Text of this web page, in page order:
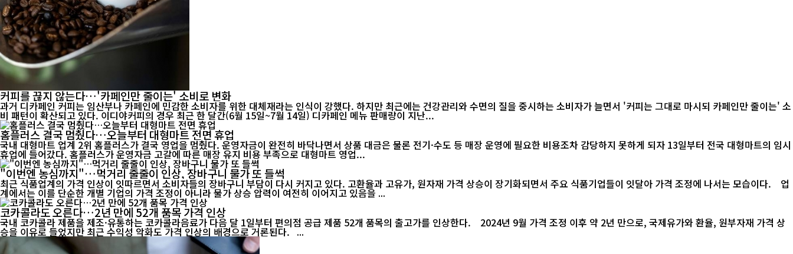
커피를 끊지 않는다…'카페인만 줄이는' 소비로 변화
과거 디카페인 커피는 임산부나 카페인에 민감한 소비자를 위한 대체재라는 인식이 강했다. 하지만 최근에는 건강관리와 수면의 질을 중시하는 소비자가 늘면서 '커피는 그대로 마시되 카페인만 줄이는' 소
비 패턴이 확산되고 있다. 이디야커피의 경우 최근 한 달간(6월 15일~7월 14일) 디카페인 메뉴 판매량이 지난...
홈플러스 결국 멈췄다…오늘부터 대형마트 전면 휴업
국내 대형마트 업계 2위 홈플러스가 결국 영업을 멈췄다. 운영자금이 완전히 바닥나면서 상품 대금은 물론 전기·수도 등 매장 운영에 필요한 비용조차 감당하지 못하게 되자 13일부터 전국 대형마트의 임시
휴업에 들어갔다. 홈플러스가 운영자금 고갈에 따른 매장 유지 비용 부족으로 대형마트 영업...
"이번엔 농심까지"…먹거리 줄줄이 인상, 장바구니 물가 또 들썩
최근 식품업계의 가격 인상이 잇따르면서 소비자들의 장바구니 부담이 다시 커지고 있다. 고환율과 고유가, 원자재 가격 상승이 장기화되면서 주요 식품기업들이 잇달아 가격 조정에 나서는 모습이다. 업
계에서는 이를 단순한 개별 기업의 가격 조정이 아니라 물가 상승 압력이 여전히 이어지고 있음을 ...
코카콜라도 오른다…2년 만에 52개 품목 가격 인상
국내 코카콜라 제품을 제조·유통하는 코카콜라음료가 다음 달 1일부터 편의점 공급 제품 52개 품목의 출고가를 인상한다. 2024년 9월 가격 조정 이후 약 2년 만으로, 국제유가와 환율, 원부자재 가격 상
승을 이유로 들었지만 최근 수익성 악화도 가격 인상의 배경으로 거론된다. ...